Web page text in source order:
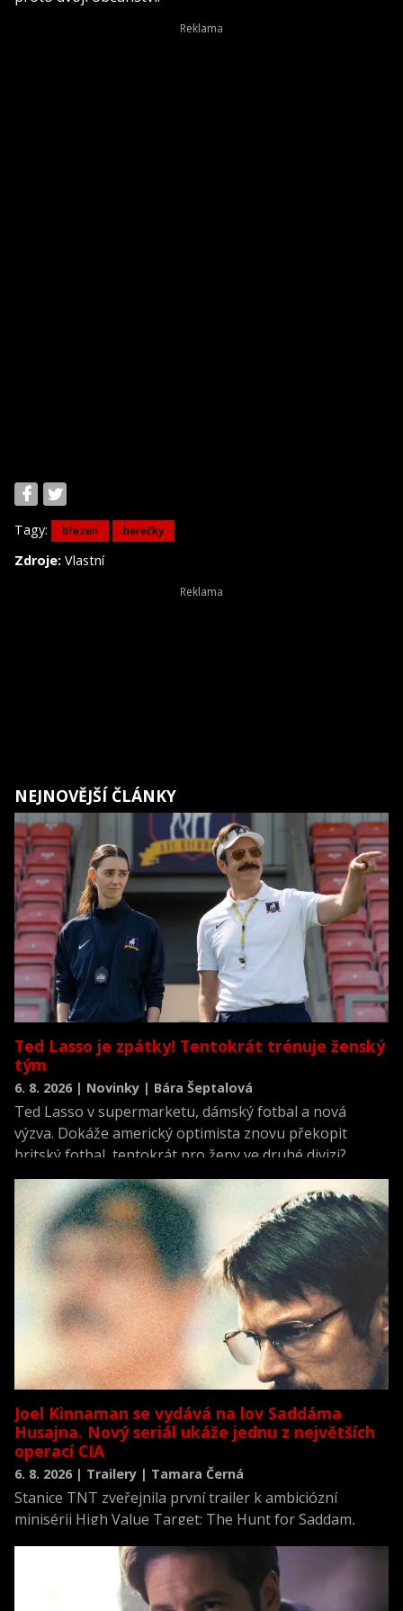
Tagy: březen herečky
Zdroje: Vlastní
NEJNOVĚJŠÍ ČLÁNKY
Ted Lasso je zpátky! Tentokrát trénuje ženský
tým
6. 8. 2026 | Novinky | Bára Šeptalová
Ted Lasso v supermarketu, dámský fotbal a nová
výzva. Dokáže americký optimista znovu překopit
britský fotbal, tentokrát pro ženy ve druhé divizi?
Joel Kinnaman se vydává na lov Saddáma
Husajna. Nový seriál ukáže jednu z největších
operací CIA
6. 8. 2026 | Trailery | Tamara Černá
Stanice TNT zveřejnila první trailer k ambiciózní
minisérii High Value Target: The Hunt for Saddam,
novodobých dějin.